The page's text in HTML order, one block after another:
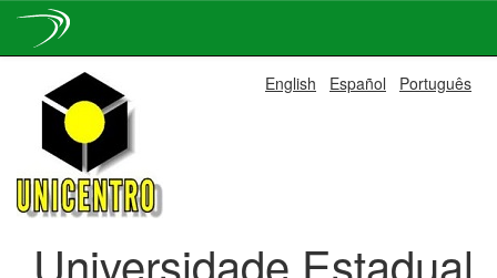
navigation
English Español Português
Universidade Estadual